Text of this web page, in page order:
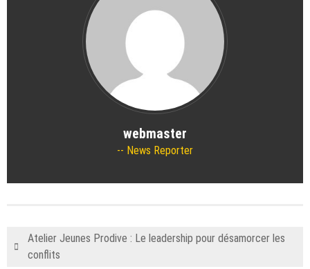
webmaster
News Reporter
Atelier Jeunes Prodive : Le leadership pour désamorcer les
conflits